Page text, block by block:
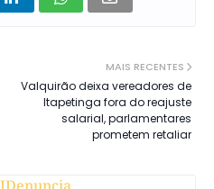
MAIS RECENTES
Valquirão deixa vereadores de
Itapetinga fora do reajuste
salarial, parlamentares
prometem retaliar